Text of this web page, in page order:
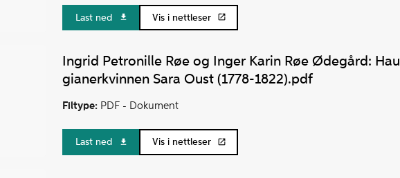
Last ned Vis i nettleser
Ingrid Petronille Røe og Inger Karin Røe Ødegård: Hau
gianerkvinnen Sara Oust (1778-1822).pdf
Filtype: PDF - Dokument
Last ned Vis i nettleser